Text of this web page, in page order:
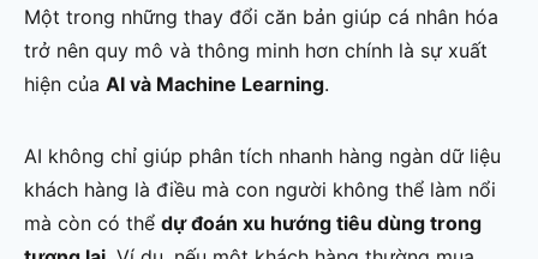
Một trong những thay đổi căn bản giúp cá nhân hóa
trở nên quy mô và thông minh hơn chính là sự xuất
hiện của AI và Machine Learning.
AI không chỉ giúp phân tích nhanh hàng ngàn dữ liệu
khách hàng là điều mà con người không thể làm nổi
mà còn có thể dự đoán xu hướng tiêu dùng trong